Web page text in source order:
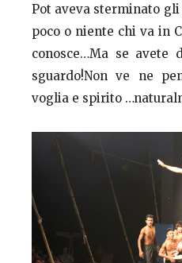
Pot aveva sterminato
poco o niente chi va in
conosce…Ma se avete
sguardo!Non ve ne
voglia e spirito